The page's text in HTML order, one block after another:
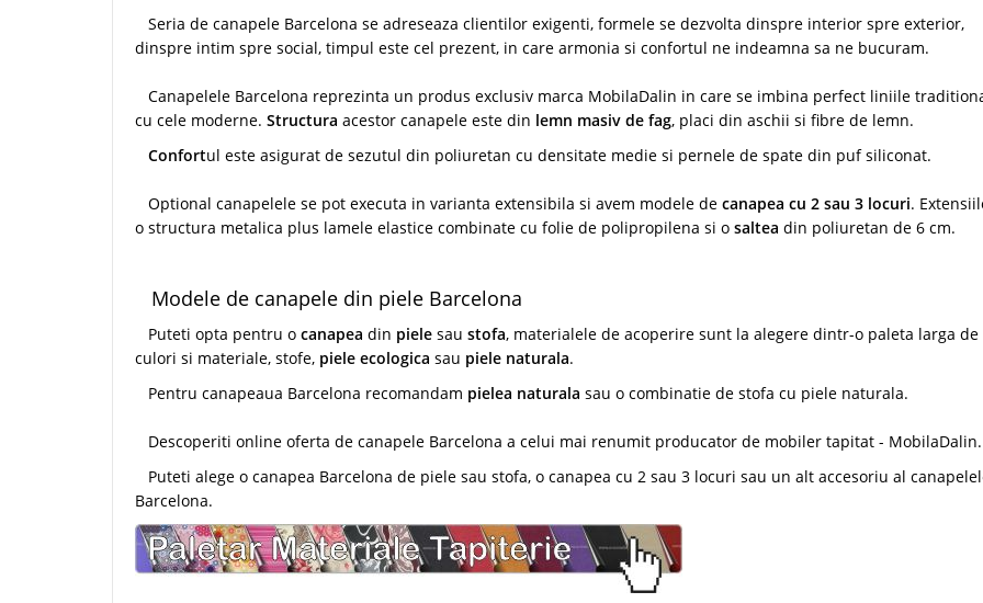
Seria de canapele Barcelona se adreseaza clientilor exigenti, formele se dezvolta dinspre interior spre exterior,
dinspre intim spre social, timpul este cel prezent, in care armonia si confortul ne indeamna sa ne bucuram.
Canapelele Barcelona reprezinta un produs exclusiv marca MobilaDalin in care se imbina perfect liniile
cu cele moderne. Structura acestor canapele este din lemn masiv de fag, placi din aschii si fibre de lemn.
Confortul este asigurat de sezutul din poliuretan cu densitate medie si pernele de spate din puf siliconat.
Optional canapelele se pot executa in varianta extensibila si avem modele de canapea cu 2 sau 3 locuri.
o structura metalica plus lamele elastice combinate cu folie de polipropilena si o saltea din poliuretan de 6 cm.
Modele de canapele din piele Barcelona
Puteti opta pentru o canapea din piele sau stofa, materialele de acoperire sunt la alegere dintr-o paleta larga de
culori si materiale, stofe, piele ecologica sau piele naturala.
Pentru canapeaua Barcelona recomandam pielea naturala sau o combinatie de stofa cu piele naturala.
Descoperiti online oferta de canapele Barcelona a celui mai renumit producator de mobiler tapitat - MobilaDalin.
Puteti alege o canapea Barcelona de piele sau stofa, o canapea cu 2 sau 3 locuri sau un alt accesoriu al
Barcelona.